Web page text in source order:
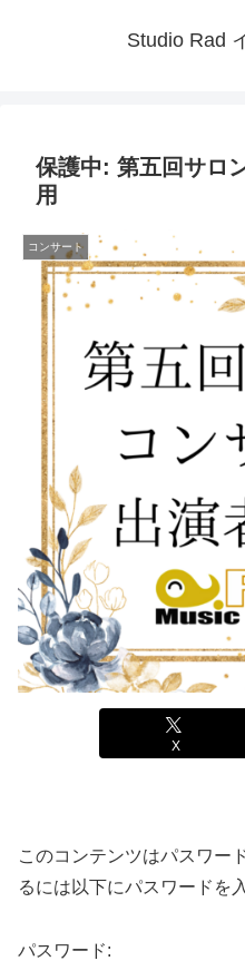
Studio Rad
保護中: 第五回サロ
用
コンサート
X
このコンテンツはパスワー
るには以下にパスワードを
パスワード: